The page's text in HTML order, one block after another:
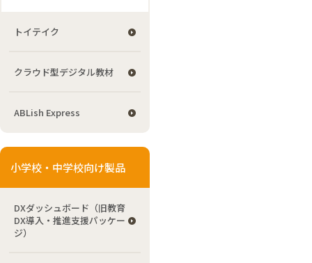
トイテイク
クラウド型デジタル教材
ABLish Express
小学校・中学校向け製品
DXダッシュボード（旧教育
DX導入・推進支援パッケー
ジ）